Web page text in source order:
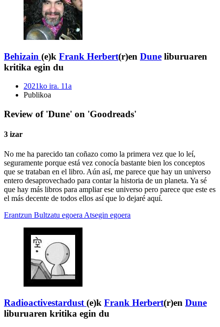
Behizain (e)k Frank Herbert(r)en Dune liburuaren
kritika egin du
2021ko ira. 11a
Publikoa
Review of 'Dune' on 'Goodreads'
3 izar
No me ha parecido tan coñazo como la primera vez que lo leí,
seguramente porque está vez conocía bastante bien los conceptos
que se trataban en el libro. Aún así, me parece que hay un universo
entero desaprovechado para contar la historia de un planeta. Ya sé
que hay más libros para ampliar ese universo pero parece que este es
el más decente de todos ellos así que lo dejaré aquí.
Erantzun Bultzatu egoera Atsegin egoera
Radioactivestardust (e)k Frank Herbert(r)en Dune
liburuaren kritika egin du